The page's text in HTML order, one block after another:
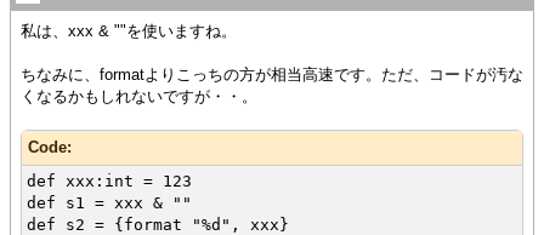
私は、xxx & ""を使いますね。
ちなみに、formatよりこっちの方が相当高速です。ただ、コードが汚な
くなるかもしれないですが・・。
Code:
def xxx:int = 123
def s1 = xxx & ""
def s2 = {format "%d", xxx}